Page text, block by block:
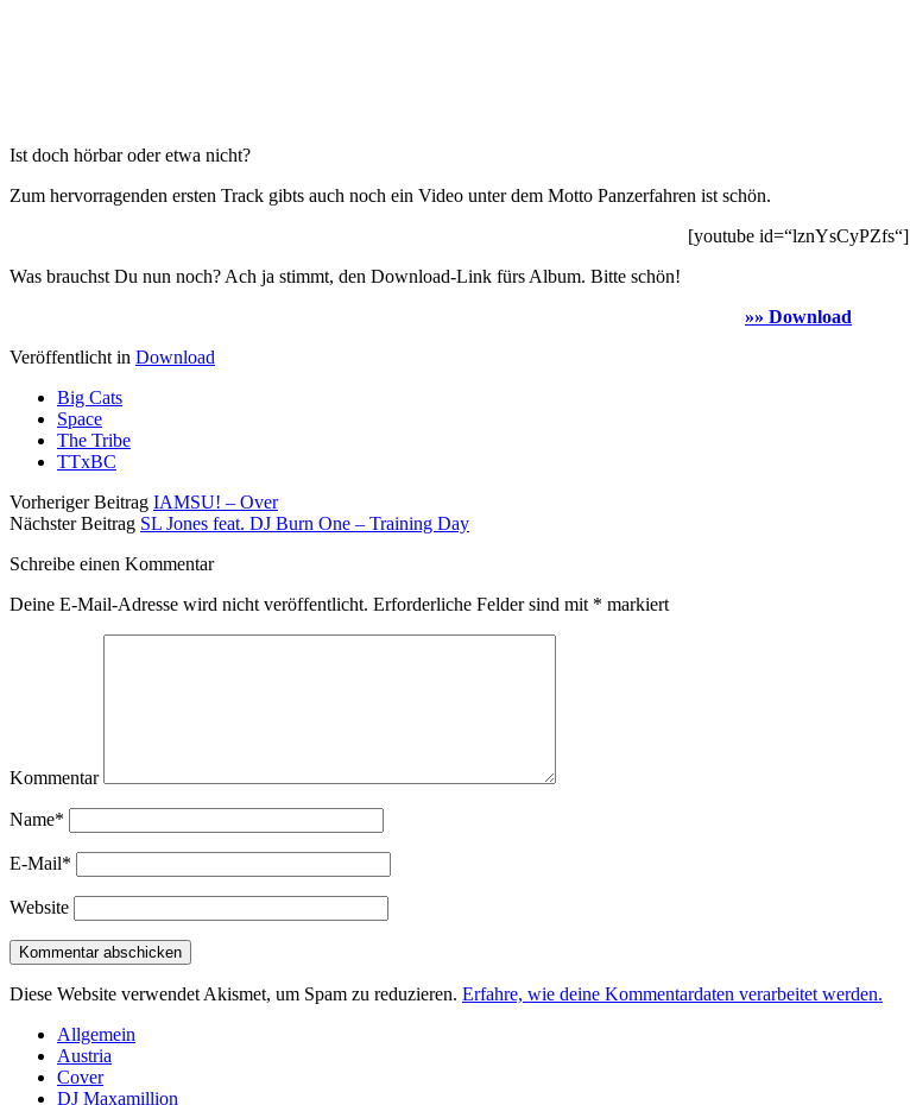
Ist doch hörbar oder etwa nicht?
Zum hervorragenden ersten Track gibts auch noch ein Video unter dem Motto Panzerfahren ist schön.
[youtube id=“lznYsCyPZfs“]
Was brauchst Du nun noch? Ach ja stimmt, den Download-Link fürs Album. Bitte schön!
»» Download
Veröffentlicht in Download
Big Cats
Space
The Tribe
TTxBC
Vorheriger Beitrag IAMSU! – Over
Nächster Beitrag SL Jones feat. DJ Burn One – Training Day
Schreibe einen Kommentar
Deine E-Mail-Adresse wird nicht veröffentlicht. Erforderliche Felder sind mit * markiert
Kommentar
Name*
E-Mail*
Website
Diese Website verwendet Akismet, um Spam zu reduzieren. Erfahre, wie deine Kommentardaten verarbeitet werden.
Sidebar
Allgemein
Austria
Cover
DJ Maxamillion